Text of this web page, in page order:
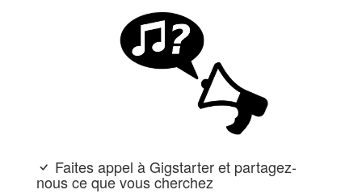
Faites appel à Gigstarter et partagez-
nous ce que vous cherchez